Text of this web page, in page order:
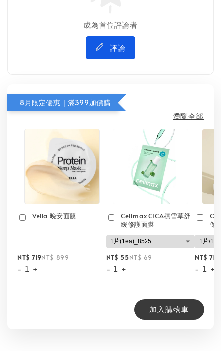
成為首位評論者
評論
8月限定優惠｜滿399加價購
瀏覽全部
Vella 晚安面膜
NT$ 719NT$ 899
- +
Celimax CICA積雪草舒
緩修護面膜
NT$ 55NT$ 69
- +
保
NT$ 71
- +
加入購物車